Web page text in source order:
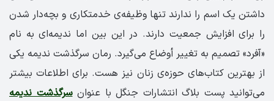
داشتن یک اسم را ندارند تنها وظیفه‌ی خدمتکاری و بچه‌دار شدن
را برای افزایش جمعیت دارند. در این بین اما ندیمه‌ای به نام
«آفرد» تصمیم به تغییر أوضاع می‌گیرد. رمان سرگذشت ندیمه یکی
از بهترین کتاب‌های حوزه‌ی زنان نیز هست. برای اطلاعات بیشتر
می‌توانید پست بلاگ انتشارات جنگل با عنوانسرگذشت ندیمه